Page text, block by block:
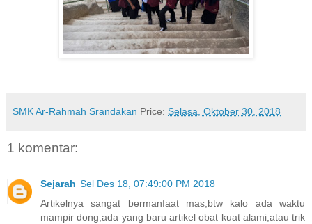
SMK Ar-Rahmah Srandakan Price: Selasa, Oktober 30, 2018
1 komentar:
Sejarah Sel Des 18, 07:49:00 PM 2018
Artikelnya sangat bermanfaat mas,btw kalo ada waktu
mampir dong,ada yang baru artikel obat kuat alami,atau trik